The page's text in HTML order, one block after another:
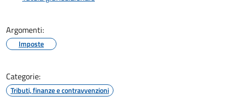
Argomenti:
Imposte
Categorie:
Tributi, finanze e contravvenzioni